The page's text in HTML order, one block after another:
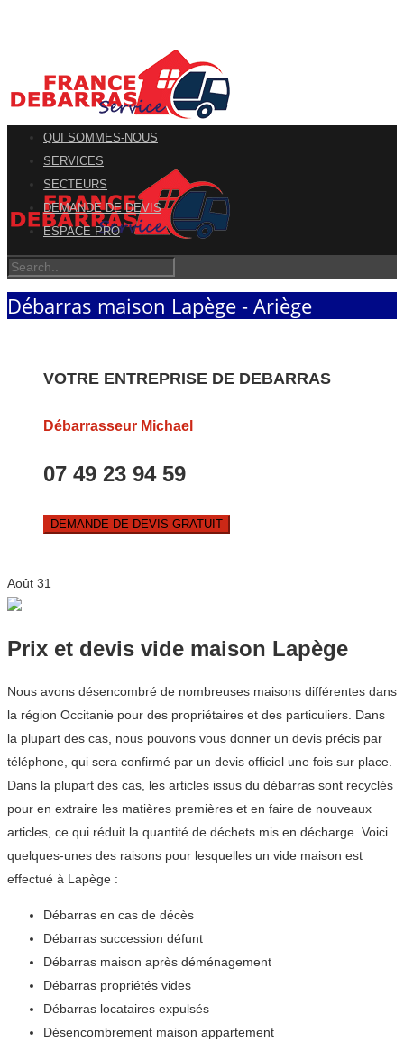
QUI SOMMES-NOUS
SERVICES
SECTEURS
DEMANDE DE DEVIS
ESPACE PRO
Débarras maison Lapège - Ariège
VOTRE ENTREPRISE DE DEBARRAS
Débarrasseur Michael
07 49 23 94 59
DEMANDE DE DEVIS GRATUIT
Août 31
Prix et devis vide maison Lapège
Nous avons désencombré de nombreuses maisons différentes dans
la région Occitanie pour des propriétaires et des particuliers. Dans
la plupart des cas, nous pouvons vous donner un devis précis par
téléphone, qui sera confirmé par un devis officiel une fois sur place.
Dans la plupart des cas, les articles issus du débarras sont recyclés
pour en extraire les matières premières et en faire de nouveaux
articles, ce qui réduit la quantité de déchets mis en décharge. Voici
quelques-unes des raisons pour lesquelles un vide maison est
effectué à Lapège :
Débarras en cas de décès
Débarras succession défunt
Débarras maison après déménagement
Débarras propriétés vides
Débarras locataires expulsés
Désencombrement maison appartement